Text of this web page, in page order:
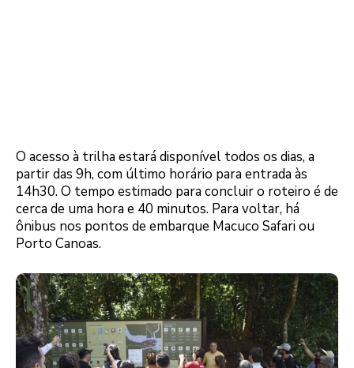
O acesso à trilha estará disponível todos os dias, a
partir das 9h, com último horário para entrada às
14h30. O tempo estimado para concluir o roteiro é de
cerca de uma hora e 40 minutos. Para voltar, há
ônibus nos pontos de embarque Macuco Safari ou
Porto Canoas.